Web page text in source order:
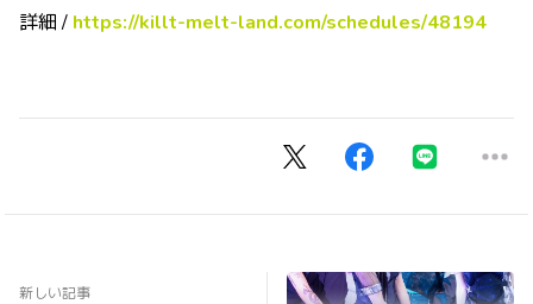
詳細 / https://killt-melt-land.com/schedules/48194
新しい記事